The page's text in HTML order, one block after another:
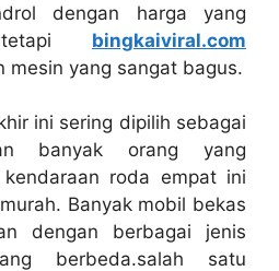
dengan harga yang
bingkaiviral.com
mesin yang sangat bagus.
ini sering dipilih sebagai
banyak orang yang
roda empat ini
Banyak mobil bekas
dengan berbagai jenis
berbeda.salah satu